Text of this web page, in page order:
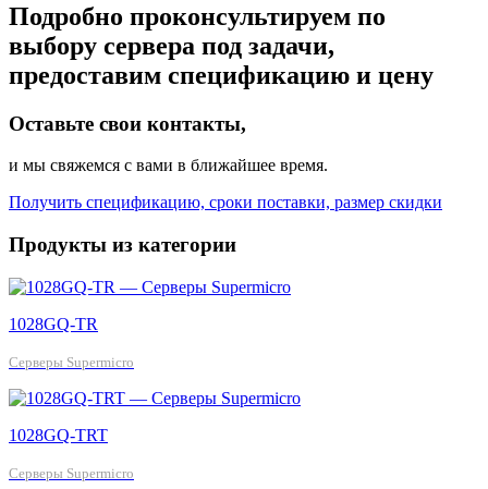
Подробно проконсультируем по
выбору сервера под задачи,
предоставим спецификацию и цену
Оставьте свои контакты,
и мы свяжемся с вами в ближайшее время.
Получить спецификацию, сроки поставки, размер скидки
Продукты из категории
1028GQ-TR
Серверы Supermicro
1028GQ-TRT
Серверы Supermicro